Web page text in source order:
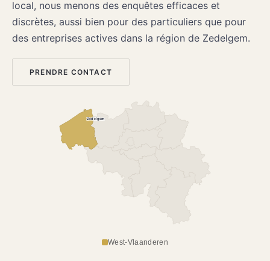
local, nous menons des enquêtes efficaces et
discrètes, aussi bien pour des particuliers que pour
des entreprises actives dans la région de Zedelgem.
PRENDRE CONTACT
Zedelgem
West-Vlaanderen